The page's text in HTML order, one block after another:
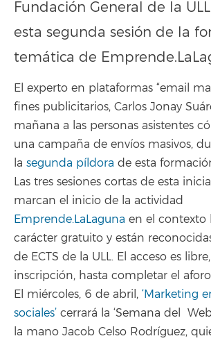
Fundación General de la
esta segunda sesión de la
temática de
El experto en plataformas “email
fines publicitarios, Carlos Jonay
mañana a las personas asistentes
una campaña de envíos masivos,
la segunda píldora de esta
Las tres sesiones cortas de esta
marcan el inicio de la actividad
Emprende.LaLaguna en el contexto
carácter gratuito y están
de ECTS de la ULL. El acceso es
inscripción, hasta completar el
El miércoles, 6 de abril, ‘Marketing
sociales’ cerrará la ‘Semana del
la mano Jacob Celso Rodríguez,